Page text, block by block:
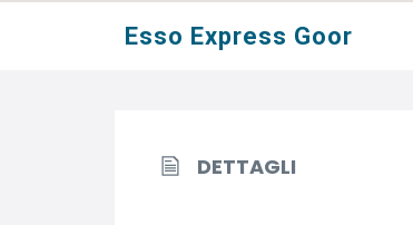
Esso Express Goor
DETTAGLI